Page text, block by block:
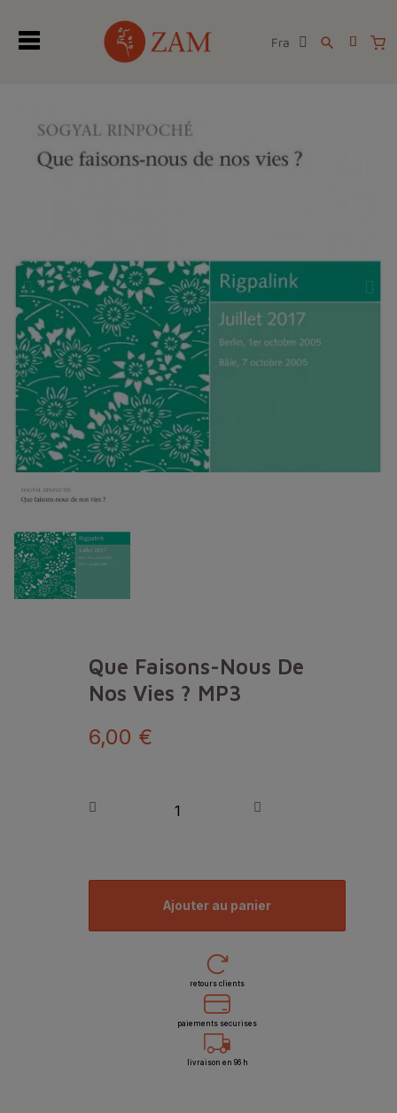
Fra search
Que Faisons-Nous De
Nos Vies ? MP3
6,00 €
ajouter au panier
retours clients
paiements securises
livraison en 96 h